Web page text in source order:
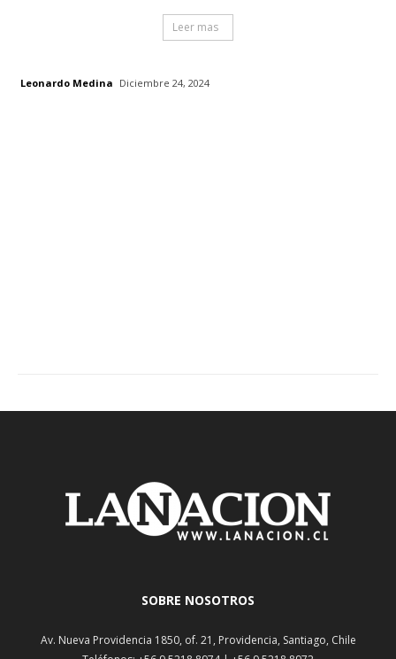
Leer mas
Leonardo Medina Diciembre 24, 2024
SOBRE NOSOTROS
Av. Nueva Providencia 1850, of. 21, Providencia, Santiago, Chile